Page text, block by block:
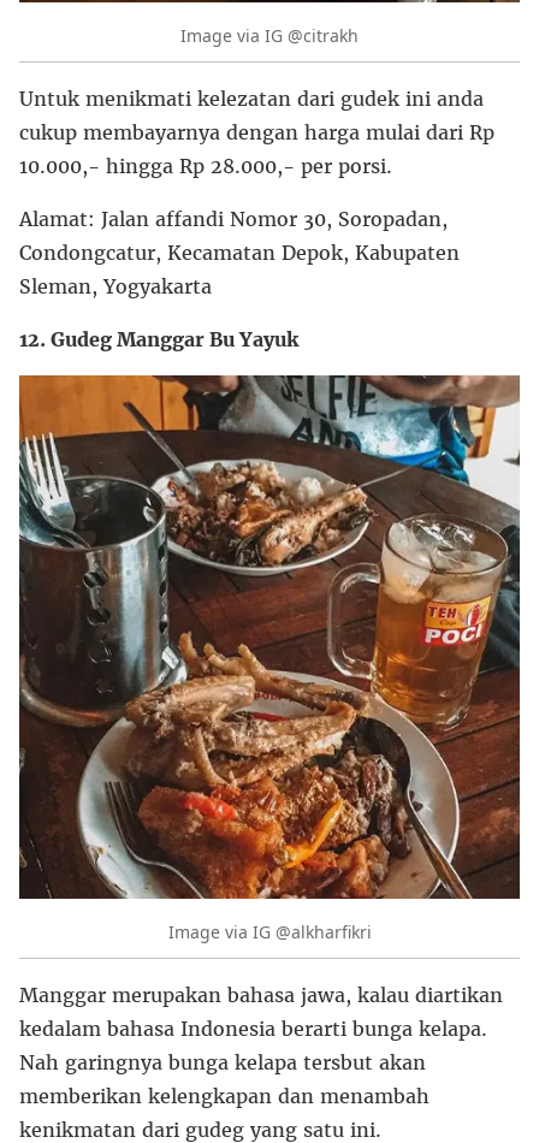
Image via IG @citrakh
Untuk menikmati kelezatan dari gudek ini anda
cukup membayarnya dengan harga mulai dari Rp
10.000,- hingga Rp 28.000,- per porsi.
Alamat: Jalan affandi Nomor 30, Soropadan,
Condongcatur, Kecamatan Depok, Kabupaten
Sleman, Yogyakarta
12. Gudeg Manggar Bu Yayuk
Image via IG @alkharfikri
Manggar merupakan bahasa jawa, kalau diartikan
kedalam bahasa Indonesia berarti bunga kelapa.
Nah garingnya bunga kelapa tersbut akan
memberikan kelengkapan dan menambah
kenikmatan dari gudeg yang satu ini.